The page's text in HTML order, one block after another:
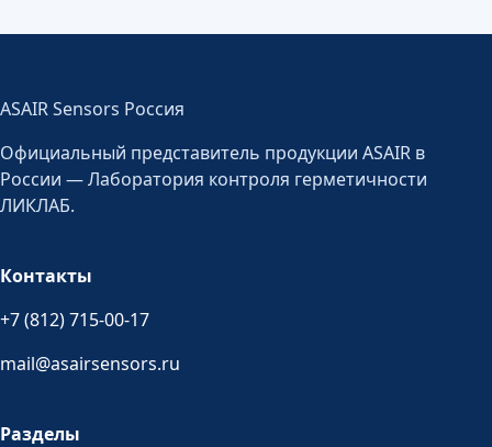
ASAIR Sensors Россия
Официальный представитель продукции ASAIR в
России — Лаборатория контроля герметичности
ЛИКЛАБ.
Контакты
+7 (812) 715-00-17
mail@asairsensors.ru
Разделы